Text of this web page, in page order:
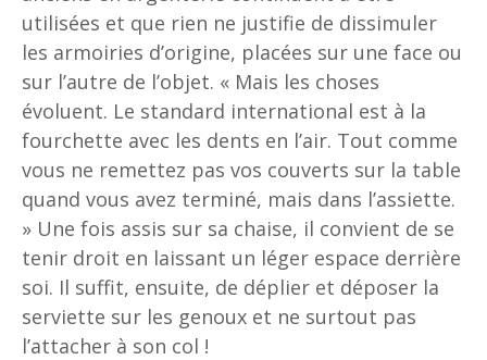
utilisées et que rien ne justifie de dissimuler
les armoiries d’origine, placées sur une face ou
sur l’autre de l’objet. « Mais les choses
évoluent. Le standard international est à la
fourchette avec les dents en l’air. Tout comme
vous ne remettez pas vos couverts sur la table
quand vous avez terminé, mais dans l’assiette.
» Une fois assis sur sa chaise, il convient de se
tenir droit en laissant un léger espace derrière
soi. Il suffit, ensuite, de déplier et déposer la
serviette sur les genoux et ne surtout pas
l’attacher à son col !